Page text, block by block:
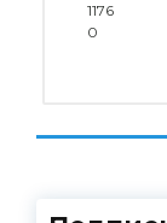
1176
0